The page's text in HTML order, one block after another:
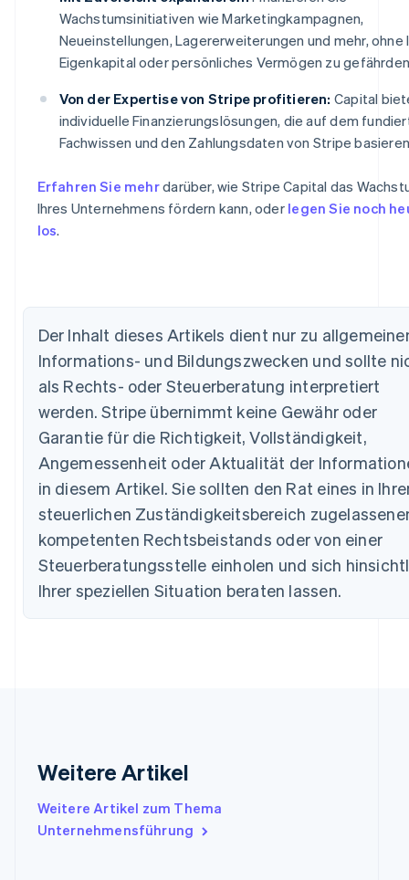
Wachstumsinitiativen wie Marketingkampagnen,
Neueinstellungen, Lagererweiterungen und mehr, ohne
Eigenkapital oder persönliches Vermögen zu
Von der Expertise von Stripe profitieren: Capital
individuelle Finanzierungslösungen, die auf dem
Fachwissen und den Zahlungsdaten von Stripe
Erfahren Sie mehrdarüber, wie Stripe Capital das
Ihres Unternehmens fördern kann, oder legen Sie noch
los.
Der Inhalt dieses Artikels dient nur zu
Informations- und Bildungszwecken und sollte
als Rechts- oder Steuerberatung interpretiert
werden. Stripe übernimmt keine Gewähr oder
Garantie für die Richtigkeit, Vollständigkeit,
Angemessenheit oder Aktualität der
in diesem Artikel. Sie sollten den Rat eines in
steuerlichen Zuständigkeitsbereich
kompetenten Rechtsbeistands oder von einer
Steuerberatungsstelle einholen und sich
Ihrer speziellen Situation beraten lassen.
Weitere Artikel
Weitere Artikel zum Thema
Unternehmensführung
Australien
English
Belgien
NederlandsFrançaisDeutschEnglish
PortuguêsEnglish
Bulgarien
English
Dänemark
English
Deutschland
Estland
English
English
Indien
English
Irland